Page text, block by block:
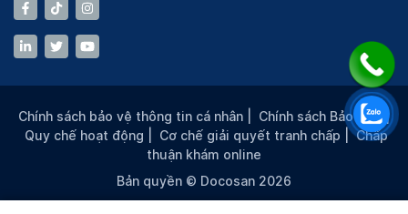
Chính sách bảo vệ thông tin cá nhân Chính sách Bảo mật |
Quy chế hoạt động
Cơ chế giải quyết tranh chấp |Chấp
thuận khám online
Bản quyền © Docosan 2026